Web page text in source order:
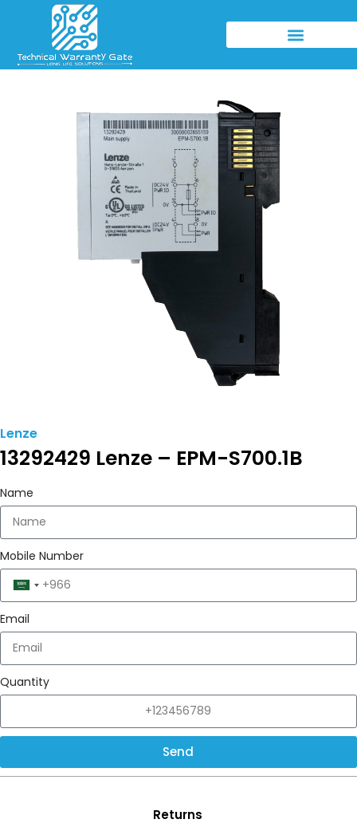
Lenze
13292429 Lenze – EPM-S700.1B
Name
Mobile Number
Saudi
Arabia
+966
Email
Quantity
Send
Returns